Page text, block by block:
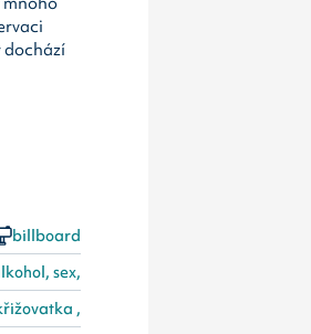
dochází
billboard
sex,
,